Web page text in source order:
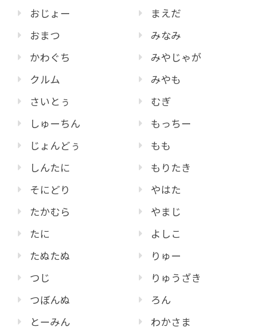
おじょー
おまつ
かわぐち
クルム
さいとぅ
しゅーちん
じょんどぅ
しんたに
そにどり
たかむら
たに
たぬたぬ
つじ
つぼんぬ
とーみん
まえだ
みなみ
みやじゃが
みやも
むぎ
もっちー
もも
もりたき
やはた
やまじ
よしこ
りゅー
りゅうざき
ろん
わかさま